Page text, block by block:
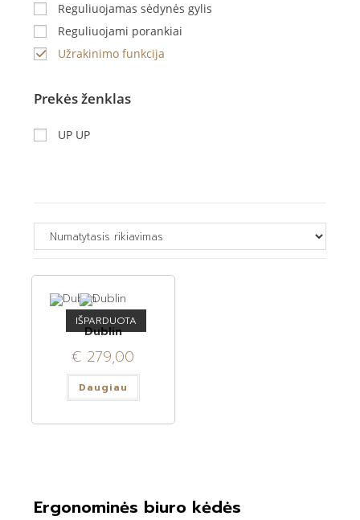
Reguliuojamas sėdynės gylis
Reguliuojami porankiai
Užrakinimo funkcija
Prekės ženklas
UP UP
IŠPARDUOTA
Dublin
€ 279,00
Daugiau
Ergonominės biuro kėdės